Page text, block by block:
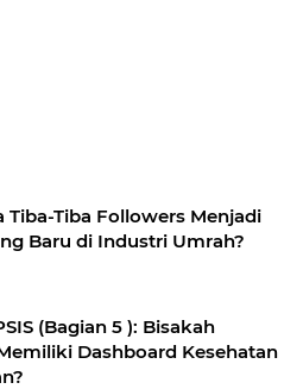
Tiba-Tiba Followers Menjadi
Baru di Industri Umrah?
(Bagian 5 ): Bisakah
Dashboard Kesehatan